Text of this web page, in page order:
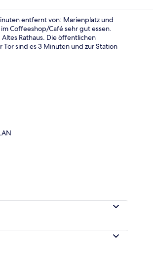
Rezeption
entfernt von: Marienplatz und
Coffeeshop/Café sehr gut essen.
Rathaus. Die öffentlichen
sind es 3 Minuten und zur Station